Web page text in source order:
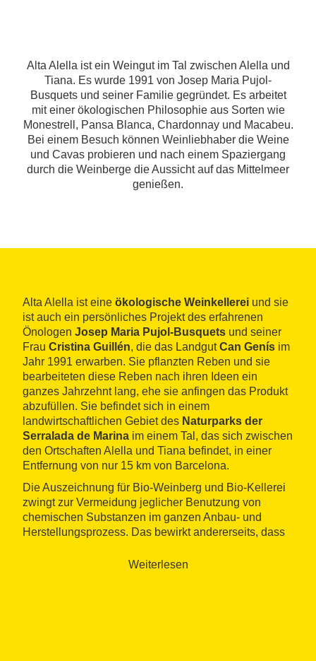
Alta Alella ist ein Weingut im Tal zwischen Alella und
Tiana. Es wurde 1991 von Josep Maria Pujol-
Busquets und seiner Familie gegründet. Es arbeitet
mit einer ökologischen Philosophie aus Sorten wie
Monestrell, Pansa Blanca, Chardonnay und Macabeu.
Bei einem Besuch können Weinliebhaber die Weine
und Cavas probieren und nach einem Spaziergang
durch die Weinberge die Aussicht auf das Mittelmeer
genießen.
Alta Alella ist eine ökologische Weinkellerei und sie
ist auch ein persönliches Projekt des erfahrenen
Önologen Josep Maria Pujol-Busquets und seiner
Frau Cristina Guillén, die das LandgutCan Genís im
Jahr 1991 erwarben. Sie pflanzten Reben und sie
bearbeiteten diese Reben nach ihren Ideen ein
ganzes Jahrzehnt lang, ehe sie anfingen das Produkt
abzufüllen. Sie befindet sich in einem
landwirtschaftlichen Gebiet des Naturparks der
Serralada de Marina im einem Tal, das sich zwischen
den Ortschaften Alella und Tiana befindet, in einer
Entfernung von nur 15 km von Barcelona.
Die Auszeichnung für Bio-Weinberg und Bio-Kellerei
zwingt zur Vermeidung jeglicher Benutzung von
chemischen Substanzen im ganzen Anbau- und
Herstellungsprozess. Das bewirkt andererseits, dass
Verfahren wiedergewonnen wurden. Im Landgut und
Weiterlesen